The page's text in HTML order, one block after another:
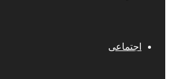
اجتماعی